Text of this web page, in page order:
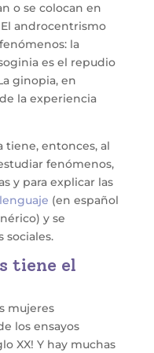
o se colocan en
androcentrismo
la
es el repudio
ginopia, en
la experiencia
tiene, entonces, al
fenómenos,
y para explicar las
lenguaje (en español
y se
sociales.
tiene el
mujeres
los ensayos
XX! Y hay muchas